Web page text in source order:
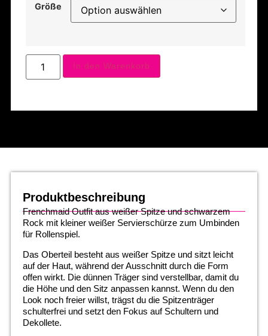
Größe
In den Warenkorb
Produktbeschreibung
Frenchmaid Outfit aus weißer Spitze und schwarzem
Rock mit kleiner weißer Servierschürze zum Umbinden
für Rollenspiel.
Das Oberteil besteht aus weißer Spitze und sitzt leicht
auf der Haut, während der Ausschnitt durch die Form
offen wirkt. Die dünnen Träger sind verstellbar, damit du
die Höhe und den Sitz anpassen kannst. Wenn du den
Look noch freier willst, trägst du die Spitzenträger
schulterfrei und setzt den Fokus auf Schultern und
Dekollete.